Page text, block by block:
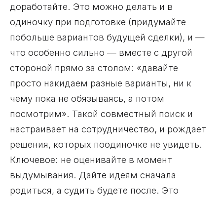
доработайте. Это можно делать и в
одиночку при подготовке (придумайте
побольше вариантов будущей сделки), и —
что особенно сильно — вместе с другой
стороной прямо за столом: «давайте
просто накидаем разные варианты, ни к
чему пока не обязываясь, а потом
посмотрим». Такой совместный поиск и
настраивает на сотрудничество, и рождает
решения, которых поодиночке не увидеть.
Ключевое: не оценивайте в момент
выдумывания. Дайте идеям сначала
родиться, а судить будете после. Это